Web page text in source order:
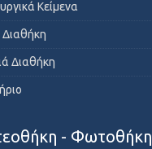
Κείμενα
Διαθήκη
Διαθήκη
- Φωτοθήκη